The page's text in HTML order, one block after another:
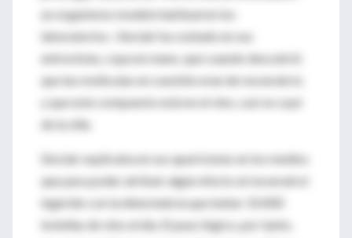
un organismo modelo habitual en los
laboratorios-. Sinclair ha contado en sus
entrevistas, copa en mano, que cuando descubrió
que las moléculas en cuestión eran de resveratrol,
y que este compuesto está en el vino, casi se cayó
de la silla.
Sinclair explicaba en sus apariciones en los medios
que para poder atribuir algún efecto al resveratrol
ingerido con la dieta habría que beber 10.000
botellas de vino al día. El paso lógico, por tanto,